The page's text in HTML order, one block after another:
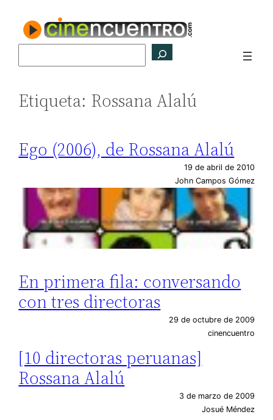
contenido
Etiqueta: Rossana Alalú
Ego (2006), de Rossana Alalú
19 de abril de 2010
John Campos Gómez
En primera fila: conversando
con tres directoras
29 de octubre de 2009
cinencuentro
[10 directoras peruanas]
Rossana Alalú
3 de marzo de 2009
Josué Méndez